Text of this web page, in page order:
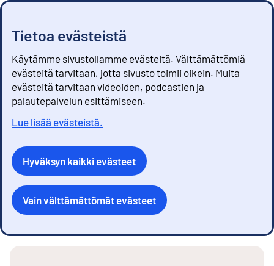
Tietoa evästeistä
Käytämme sivustollamme evästeitä. Välttämättömiä
evästeitä tarvitaan, jotta sivusto toimii oikein. Muita
evästeitä tarvitaan videoiden, podcastien ja
palautepalvelun esittämiseen.
Lue lisää evästeistä.
Hyväksyn kaikki evästeet
Vain välttämättömät evästeet